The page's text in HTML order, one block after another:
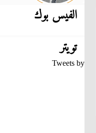
الفيس بوك
تويتر
Tweets by